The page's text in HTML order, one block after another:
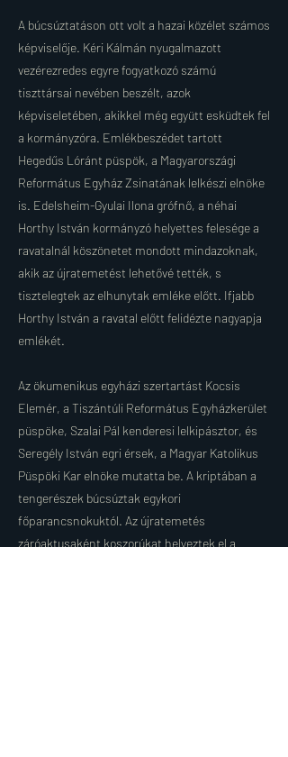
A búcsúztatáson ott volt a hazai közélet számos
képviselője. Kéri Kálmán nyugalmazott
vezérezredes egyre fogyatkozó számú
tiszttársai nevében beszélt, azok
képviseletében, akikkel még együtt esküdtek fel
a kormányzóra. Emlékbeszédet tartott
Hegedűs Lóránt püspök, a Magyarországi
Református Egyház Zsinatának lelkészi elnöke
is. Edelsheim-Gyulai Ilona grófnő, a néhai
Horthy István kormányzó helyettes felesége a
ravatalnál köszönetet mondott mindazoknak,
akik az újratemetést lehetővé tették, s
tisztelegtek az elhunytak emléke előtt. Ifjabb
Horthy István a ravatal előtt felidézte nagyapja
emlékét.
Az ökumenikus egyházi szertartást Kocsis
Elemér, a Tiszántúli Református Egyházkerület
püspöke, Szalai Pál kenderesi lelkipásztor, és
Seregély István egri érsek, a Magyar Katolikus
Püspöki Kar elnöke mutatta be. A kriptában a
tengerészek búcsúztak egykori
főparancsnokuktól. Az újratemetés
záróaktusaként koszorúkat helyeztek el a